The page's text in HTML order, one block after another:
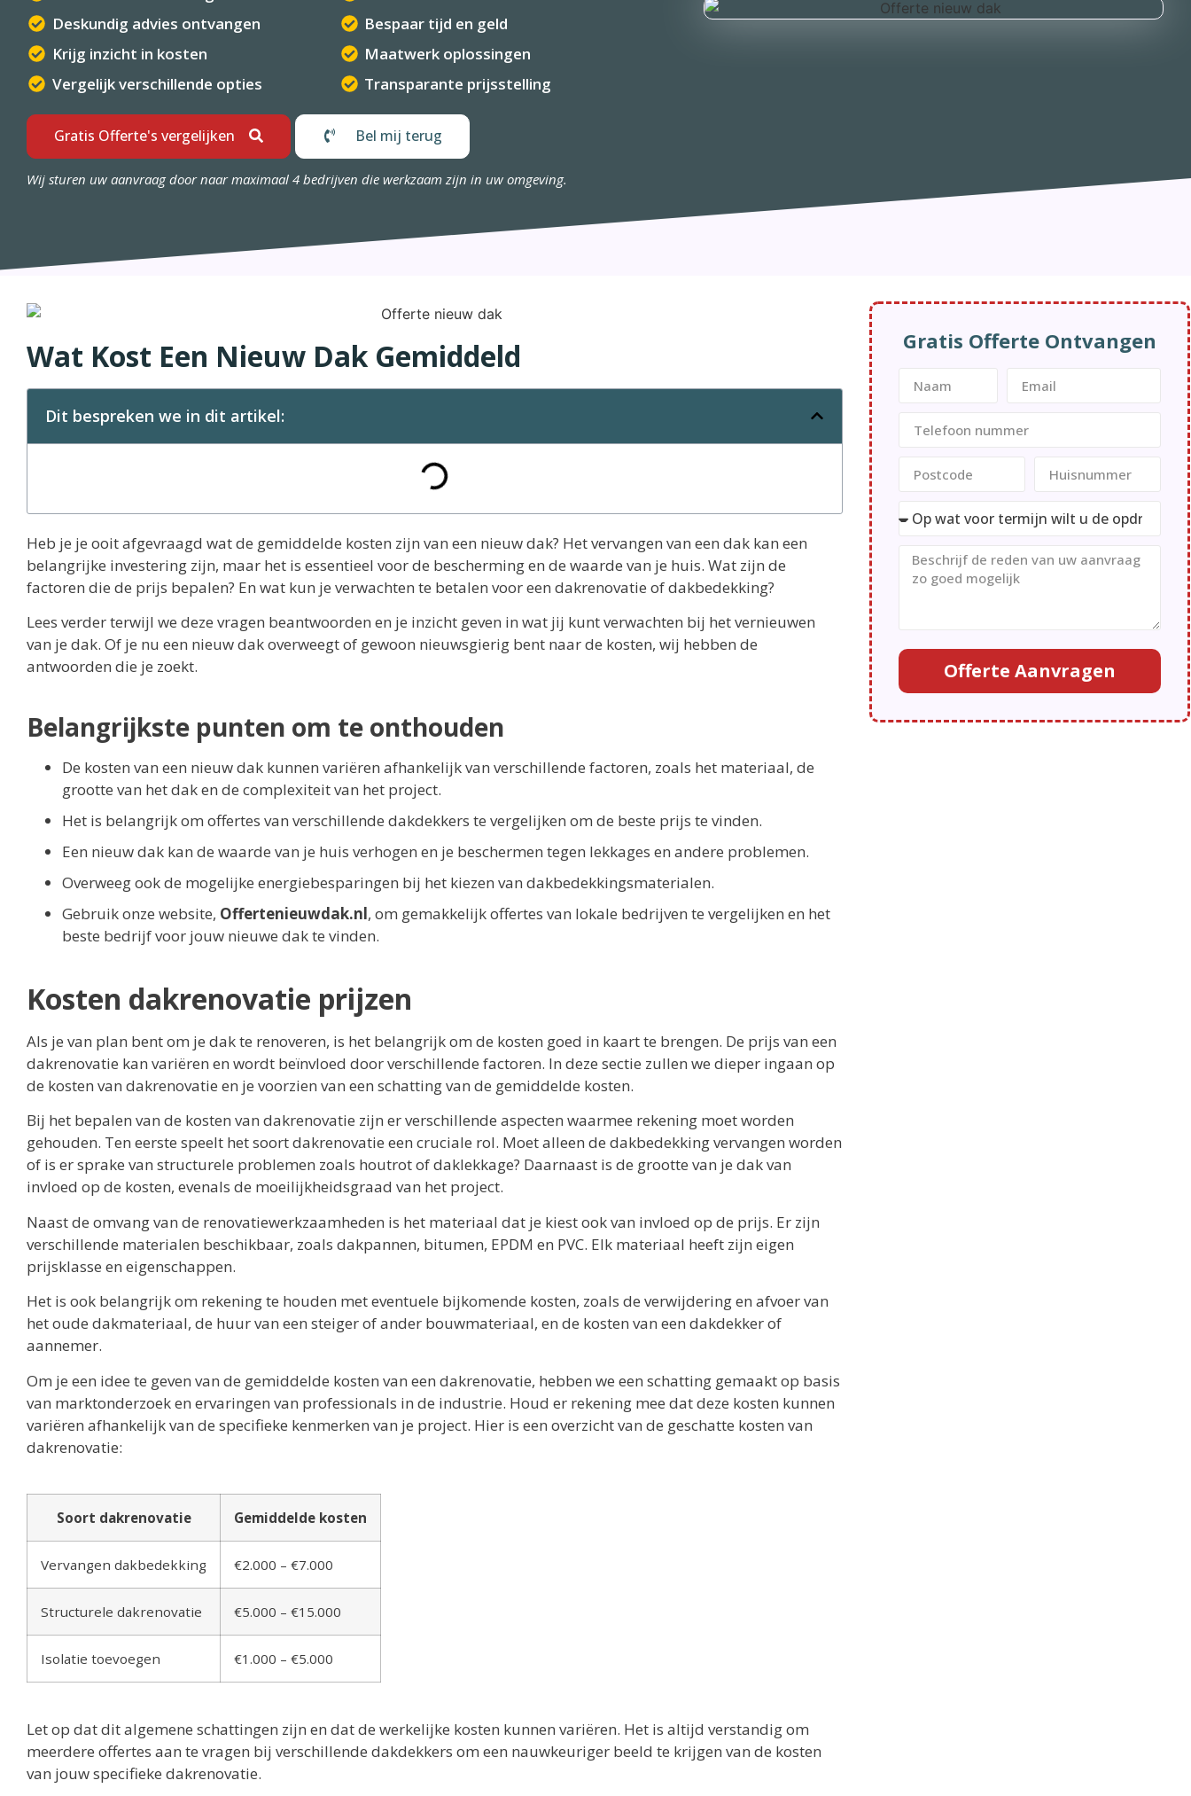
Deskundig advies ontvangen
Krijg inzicht in kosten
Vergelijk verschillende opties
Bespaar tijd en geld
Maatwerk oplossingen
Transparante prijsstelling
Gratis Offerte's vergelijken Bel mij terug
Wij sturen uw aanvraag door naar maximaal 4 bedrijven die werkzaam zijn in uw omgeving.
Wat Kost Een Nieuw Dak Gemiddeld
Dit bespreken we in dit artikel:
Heb je je ooit afgevraagd wat de gemiddelde kosten zijn van een nieuw dak? Het vervangen van een dak kan een
belangrijke investering zijn, maar het is essentieel voor de bescherming en de waarde van je huis. Wat zijn de
factoren die de prijs bepalen? En wat kun je verwachten te betalen voor een dakrenovatie of dakbedekking?
Lees verder terwijl we deze vragen beantwoorden en je inzicht geven in wat jij kunt verwachten bij het vernieuwen
van je dak. Of je nu een nieuw dak overweegt of gewoon nieuwsgierig bent naar de kosten, wij hebben de
antwoorden die je zoekt.
Belangrijkste punten om te onthouden
De kosten van een nieuw dak kunnen variëren afhankelijk van verschillende factoren, zoals het materiaal, de
grootte van het dak en de complexiteit van het project.
Het is belangrijk om offertes van verschillende dakdekkers te vergelijken om de beste prijs te vinden.
Een nieuw dak kan de waarde van je huis verhogen en je beschermen tegen lekkages en andere problemen.
Overweeg ook de mogelijke energiebesparingen bij het kiezen van dakbedekkingsmaterialen.
Gebruik onze website, Offertenieuwdak.nl, om gemakkelijk offertes van lokale bedrijven te vergelijken en het
beste bedrijf voor jouw nieuwe dak te vinden.
Kosten dakrenovatie prijzen
Als je van plan bent om je dak te renoveren, is het belangrijk om de kosten goed in kaart te brengen. De prijs van een
dakrenovatie kan variëren en wordt beïnvloed door verschillende factoren. In deze sectie zullen we dieper ingaan op
de kosten van dakrenovatie en je voorzien van een schatting van de gemiddelde kosten.
Bij het bepalen van de kosten van dakrenovatie zijn er verschillende aspecten waarmee rekening moet worden
gehouden. Ten eerste speelt het soort dakrenovatie een cruciale rol. Moet alleen de dakbedekking vervangen worden
of is er sprake van structurele problemen zoals houtrot of daklekkage? Daarnaast is de grootte van je dak van
invloed op de kosten, evenals de moeilijkheidsgraad van het project.
Naast de omvang van de renovatiewerkzaamheden is het materiaal dat je kiest ook van invloed op de prijs. Er zijn
verschillende materialen beschikbaar, zoals dakpannen, bitumen, EPDM en PVC. Elk materiaal heeft zijn eigen
prijsklasse en eigenschappen.
Het is ook belangrijk om rekening te houden met eventuele bijkomende kosten, zoals de verwijdering en afvoer van
het oude dakmateriaal, de huur van een steiger of ander bouwmateriaal, en de kosten van een dakdekker of
aannemer.
Om je een idee te geven van de gemiddelde kosten van een dakrenovatie, hebben we een schatting gemaakt op basis
van marktonderzoek en ervaringen van professionals in de industrie. Houd er rekening mee dat deze kosten kunnen
variëren afhankelijk van de specifieke kenmerken van je project. Hier is een overzicht van de geschatte kosten van
dakrenovatie:
Soort dakrenovatie Gemiddelde kosten
Vervangen dakbedekking €2.000 – €7.000
Structurele dakrenovatie €5.000 – €15.000
Isolatie toevoegen €1.000 – €5.000
Let op dat dit algemene schattingen zijn en dat de werkelijke kosten kunnen variëren. Het is altijd verstandig om
meerdere offertes aan te vragen bij verschillende dakdekkers om een nauwkeuriger beeld te krijgen van de kosten
van jouw specifieke dakrenovatie.
Gratis Offerte Ontvangen
Offerte Aanvragen